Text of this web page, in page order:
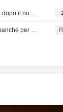
Valute: il FOREX resta di marmo dopo il nuovo "TACO" di Trump
L'Indonesia incarica un pool di banche per il debutto dei panda bond in yuan